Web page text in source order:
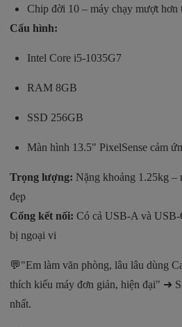
Chip đời 10 – máy chạy mượt hơn
Cấu hình:
Intel Core i5-1035G7
RAM 8GB
SSD 256GB
Màn hình 13.5" PixelSense cảm
Trọng lượng: Nặng khoảng 1.25kg –
đẹp
Cổng kết nối: Có cả USB‑A và
bị ngoại vi
💬"Em làm văn phòng, lâu lâu dùng
thích kiểu máy đơn giản, hiện đại" ➜
nhất.